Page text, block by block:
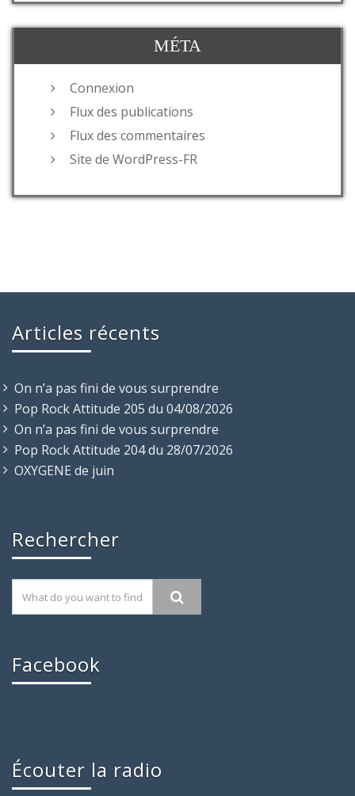
MÉTA
Connexion
Flux des publications
Flux des commentaires
Site de WordPress-FR
Articles récents
On n’a pas fini de vous surprendre
Pop Rock Attitude 205 du 04/08/2026
On n’a pas fini de vous surprendre
Pop Rock Attitude 204 du 28/07/2026
OXYGENE de juin
Rechercher
Facebook
Écouter la radio